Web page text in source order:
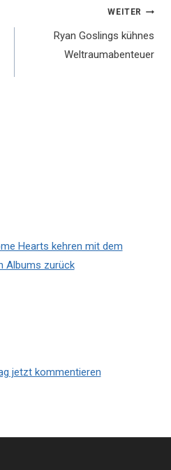
WEITER
Ryan Goslings kühnes
Weltraumabenteuer
Hearts kehren mit dem
Albums zurück
jetzt kommentieren